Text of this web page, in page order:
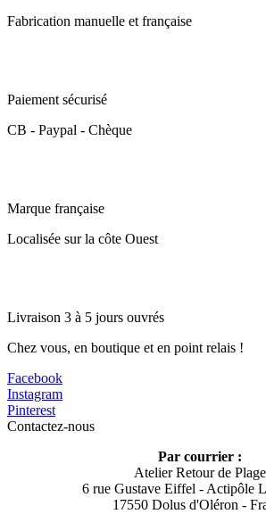
Fabrication manuelle et française
Paiement sécurisé
CB - Paypal - Chèque
Marque française
Localisée sur la côte Ouest
Livraison 3 à 5 jours ouvrés
Chez vous, en boutique et en point relais !
Facebook
Instagram
Pinterest
Contactez-nous
Par courrier :
Atelier Retour de Plage
6 rue Gustave Eiffel - Actipôle
17550 Dolus d'Oléron -